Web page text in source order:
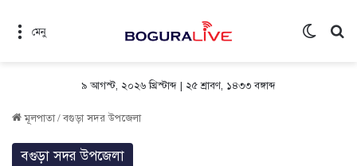
মেনু
৯ আগস্ট, ২০২৬ খ্রিস্টাব্দ | ২৫ শ্রাবণ, ১৪৩৩ বঙ্গাব্দ
মূলপাতা/বগুড়া সদর উপজেলা
বগুড়া সদর উপজেলা